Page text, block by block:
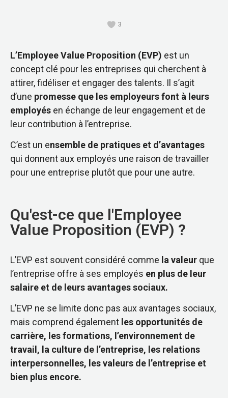
3
L’Employee Value Proposition (EVP) est un
concept clé pour les entreprises qui cherchent à
attirer, fidéliser et engager des talents. Il s’agit
d’une promesse que les employeurs font à leurs
employés en échange de leur engagement et de
leur contribution à l’entreprise.
C’est un ensemble de pratiques et d’avantages
qui donnent aux employés une raison de travailler
pour une entreprise plutôt que pour une autre.
Qu'est-ce que l'Employee
Value Proposition (EVP) ?
L’EVP est souvent considéré comme la valeur que
l’entreprise offre à ses employés en plus de leur
salaire et de leurs avantages sociaux.
L’EVP ne se limite donc pas aux avantages sociaux,
mais comprend également les opportunités de
carrière, les formations, l’environnement de
travail, la culture de l’entreprise, les relations
interpersonnelles, les valeurs de l’entreprise et
bien plus encore.